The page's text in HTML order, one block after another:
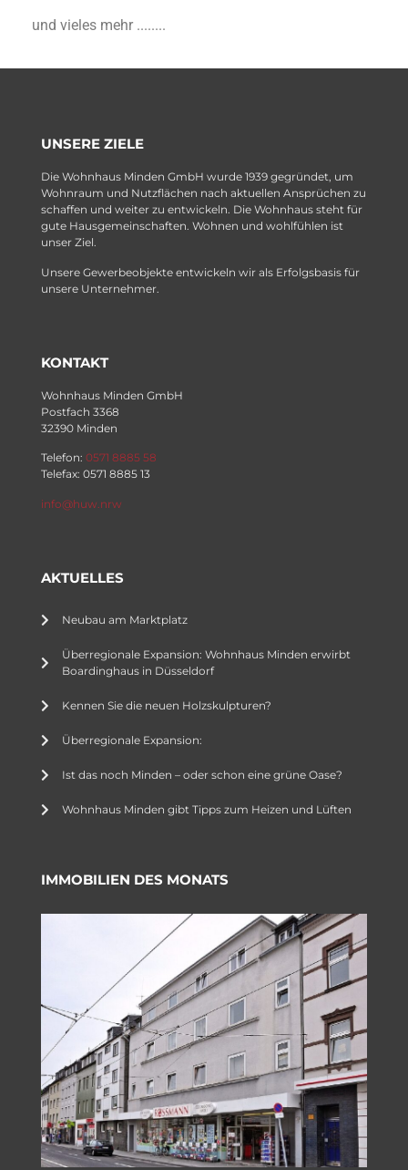
und vieles mehr ........
UNSERE ZIELE
Die Wohnhaus Minden GmbH wurde 1939 gegründet, um
Wohnraum und Nutzflächen nach aktuellen Ansprüchen zu
schaffen und weiter zu entwickeln. Die Wohnhaus steht für
gute Hausgemeinschaften. Wohnen und wohlfühlen ist
unser Ziel.
Unsere Gewerbeobjekte entwickeln wir als Erfolgsbasis für
unsere Unternehmer.
KONTAKT
Wohnhaus Minden GmbH
Postfach 3368
32390 Minden
Telefon: 0571 8885 58
Telefax: 0571 8885 13
info@huw.nrw
AKTUELLES
Neubau am Marktplatz
Überregionale Expansion: Wohnhaus Minden erwirbt
Boardinghaus in Düsseldorf
Kennen Sie die neuen Holzskulpturen?
Überregionale Expansion:
Ist das noch Minden – oder schon eine grüne Oase?
Wohnhaus Minden gibt Tipps zum Heizen und Lüften
IMMOBILIEN DES MONATS